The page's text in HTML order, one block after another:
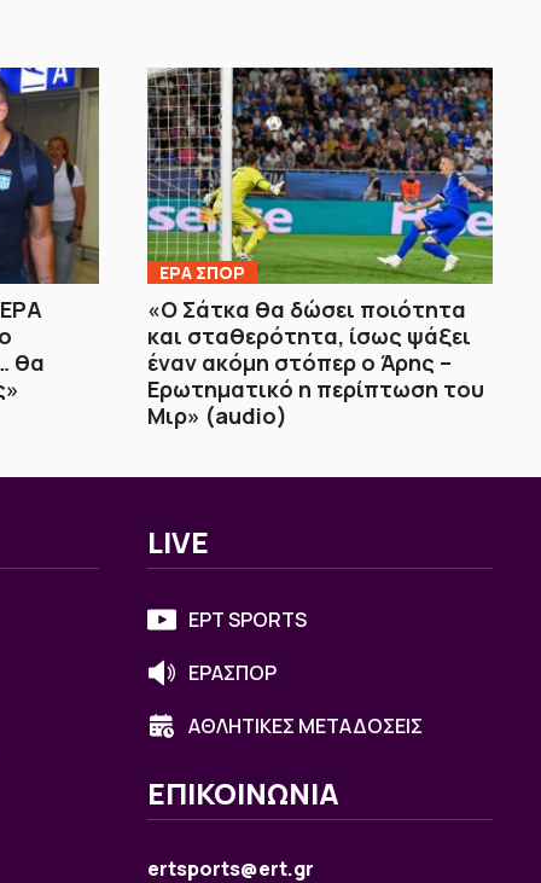
θα
ΕΡΑ ΣΠΟΡ
«Ο Σάτκα θα δώσει ποιότητα
και σταθερότητα, ίσως ψάξει
έναν ακόμη στόπερ ο Άρης –
Ερωτηματικό η περίπτωση του
Μιρ» (audio)
LIVE
ΕΡΤ SPORTS
ΕΡΑΣΠΟΡ
ΑΘΛΗΤΙΚΕΣ ΜΕΤΑΔΟΣΕΙΣ
ΕΠΙΚΟΙΝΩΝΙΑ
ertsports@ert.gr